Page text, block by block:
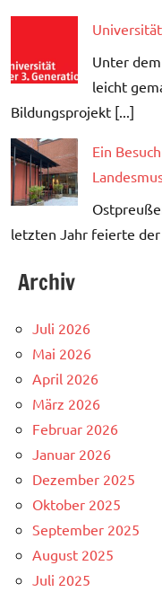
Unter
leicht
Bildungsprojekt [...]
Ein
letzten Jahr feierte der
Archiv
Juli 2026
Mai 2026
April 2026
März 2026
Februar 2026
Januar 2026
Dezember 2025
Oktober 2025
September 2025
August 2025
Juli 2025